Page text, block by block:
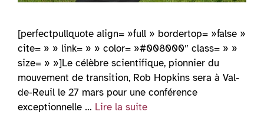
[perfectpullquote align= »full » bordertop= »false »
cite= » » link= » » color= »#008000″ class= » »
size= » »]Le célèbre scientifique, pionnier du
mouvement de transition, Rob Hopkins sera à Val-
de-Reuil le 27 mars pour une conférence
exceptionnelle … Lire la suite